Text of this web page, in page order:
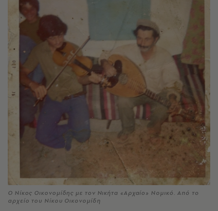
Ο Νίκος Οικονομίδης με τον Νικήτα «Αρχαίο» Νομικό. Από το
αρχείο του Νίκου Οικονομίδη